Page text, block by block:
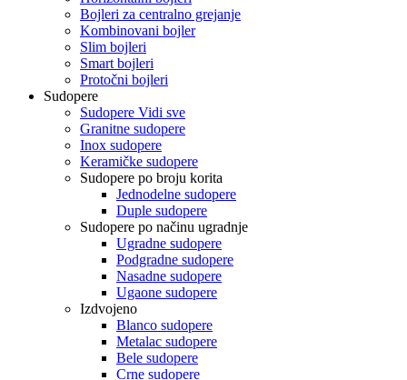
Bojleri za centralno grejanje
Kombinovani bojler
Slim bojleri
Smart bojleri
Protočni bojleri
Sudopere
Sudopere Vidi sve
Granitne sudopere
Inox sudopere
Keramičke sudopere
Sudopere po broju korita
Jednodelne sudopere
Duple sudopere
Sudopere po načinu ugradnje
Ugradne sudopere
Podgradne sudopere
Nasadne sudopere
Ugaone sudopere
Izdvojeno
Blanco sudopere
Metalac sudopere
Bele sudopere
Crne sudopere